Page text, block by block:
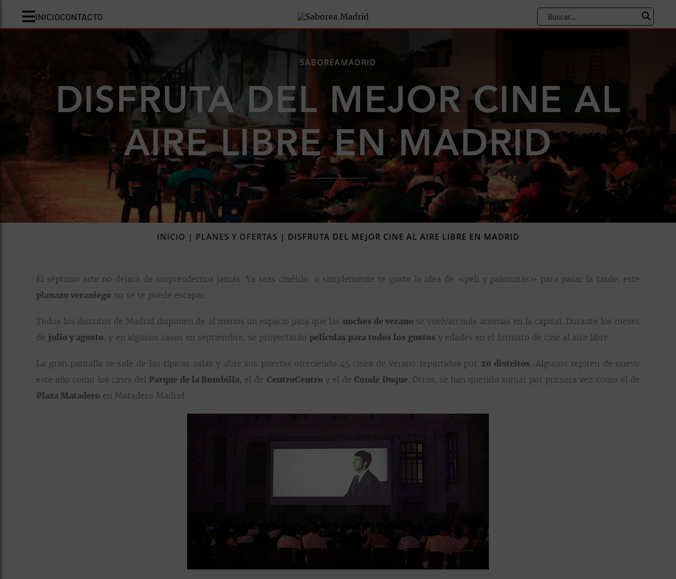
INICIOCONTACTO
SABOREAMADRID
DISFRUTA DEL MEJOR CINE AL
AIRE LIBRE EN MADRID
INICIO | PLANES Y OFERTAS | DISFRUTA DEL MEJOR CINE AL AIRE LIBRE EN MADRID
El séptimo arte no dejará de sorprendernos jamás. Ya seas cinéfilo, o simplemente te guste la idea de «peli y palomitas» para pasar la tarde, este
planazo veraniego no se te puede escapar.
Todos los distritos de Madrid disponen de al menos un espacio para que las noches de verano se vuelvan más amenas en la capital. Durante los meses
de julio y agosto, y en algunos casos en septiembre, se proyectarán películas para todos los gustos y edades en el formato de cine al aire libre.
La gran pantalla se sale de las típicas salas y abre sus puertas ofreciendo 45 cines de verano repartidos por 20 distritos. Algunos repiten de nuevo
este año como los cines del Parque de la Bombilla, el de CentroCentro y el de Conde Duque. Otros, se han querido sumar por primera vez como el de
Plaza Matadero en Matadero Madrid.